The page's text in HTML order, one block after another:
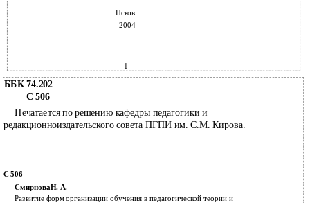
Псков
2004
1
ББК 74.202
С 506
Печатается по решению кафедры педагогики и
редакционноиздательского совета ПГПИ им. С.М. Кирова.
С 506
СмирноваН. А.
Развитие форм организации обучения в педагогической теории и